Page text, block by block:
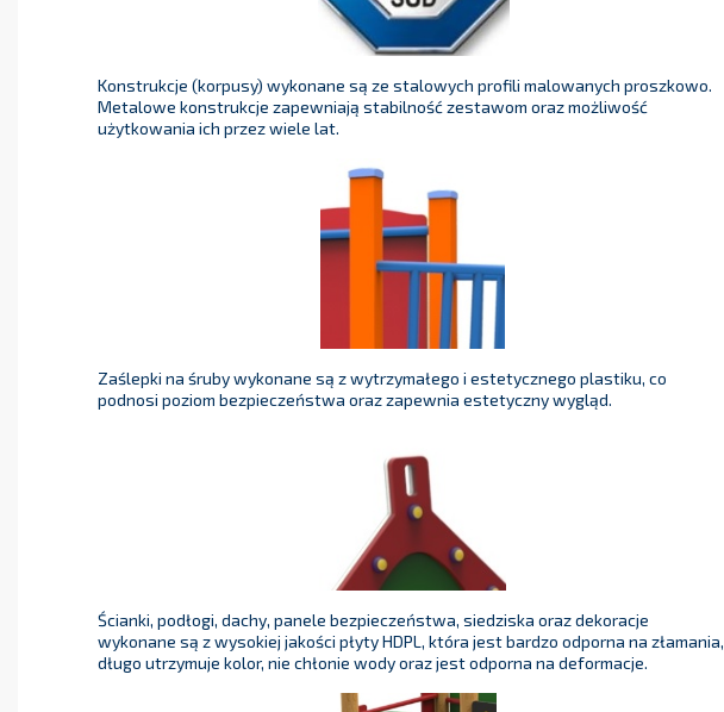
Konstrukcje (korpusy) wykonane są ze stalowych profili malowanych proszkowo.
Metalowe konstrukcje zapewniają stabilność zestawom oraz możliwość
użytkowania ich przez wiele lat.
Zaślepki na śruby wykonane są z wytrzymałego i estetycznego plastiku, co
podnosi poziom bezpieczeństwa oraz zapewnia estetyczny wygląd.
Ścianki, podłogi, dachy, panele bezpieczeństwa, siedziska oraz dekoracje
wykonane są z wysokiej jakości płyty HDPL, która jest bardzo odporna na złamania,
długo utrzymuje kolor, nie chłonie wody oraz jest odporna na deformacje.